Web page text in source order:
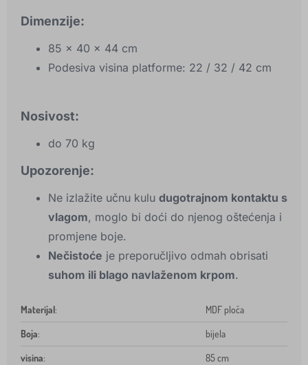
Dimenzije:
85 × 40 × 44 cm
Podesiva visina platforme: 22 / 32 / 42 cm
Nosivost:
do 70 kg
Upozorenje:
Ne izlažite učnu kulu dugotrajnom kontaktu s
vlagom, moglo bi doći do njenog oštećenja i
promjene boje.
Nečistoće je preporučljivo odmah obrisati
suhom ili blago navlaženom krpom.
Materijal: MDF ploča
Boja: bijela
visina: 85 cm